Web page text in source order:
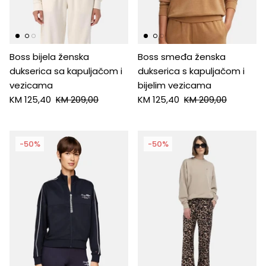
HUGO
Antony Morato
LIU JO
Trussardi
Boss bijela ženska
dukserica sa kapuljačom i
vezicama
KM 125,40 KM 209,00
Boss smeđa ženska
dukserica s kapuljačom i
bijelim vezicama
KM 125,40 KM 209,00
-50% -50%